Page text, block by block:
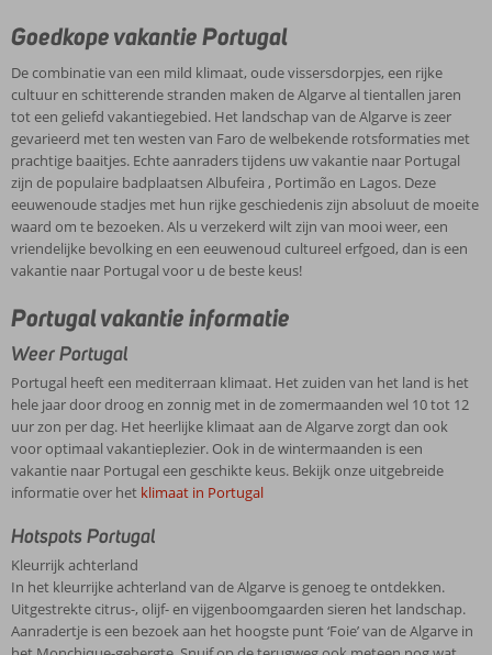
Goedkope vakantie Portugal
De combinatie van een mild klimaat, oude vissersdorpjes, een rijke
cultuur en schitterende stranden maken de Algarve al tientallen jaren
tot een geliefd vakantiegebied. Het landschap van de Algarve is zeer
gevarieerd met ten westen van Faro de welbekende rotsformaties met
prachtige baaitjes. Echte aanraders tijdens uw vakantie naar Portugal
zijn de populaire badplaatsen Albufeira , Portimão en Lagos. Deze
eeuwenoude stadjes met hun rijke geschiedenis zijn absoluut de moeite
waard om te bezoeken. Als u verzekerd wilt zijn van mooi weer, een
vriendelijke bevolking en een eeuwenoud cultureel erfgoed, dan is een
vakantie naar Portugal voor u de beste keus!
Portugal vakantie informatie
Weer Portugal
Portugal heeft een mediterraan klimaat. Het zuiden van het land is het
hele jaar door droog en zonnig met in de zomermaanden wel 10 tot 12
uur zon per dag. Het heerlijke klimaat aan de Algarve zorgt dan ook
voor optimaal vakantieplezier. Ook in de wintermaanden is een
vakantie naar Portugal een geschikte keus. Bekijk onze uitgebreide
informatie over het klimaat in Portugal
Hotspots Portugal
Kleurrijk achterland
In het kleurrijke achterland van de Algarve is genoeg te ontdekken.
Uitgestrekte citrus-, olijf- en vijgenboomgaarden sieren het landschap.
Aanradertje is een bezoek aan het hoogste punt ‘Foie’ van de Algarve in